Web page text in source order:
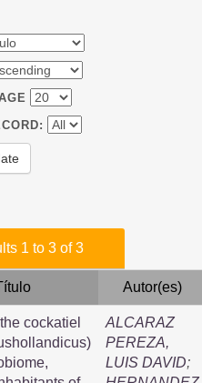
1 to 3 of 3
Autor(es)
cockatiel
ALCARAZ
PEREZA,
LUIS DAVID;